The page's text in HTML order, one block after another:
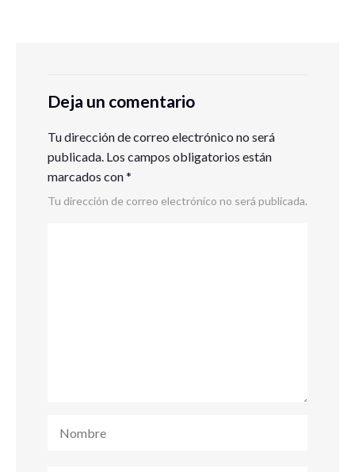
Deja un comentario
Tu dirección de correo electrónico no será
publicada. Los campos obligatorios están
marcados con*
Tu dirección de correo electrónico no será publicada.